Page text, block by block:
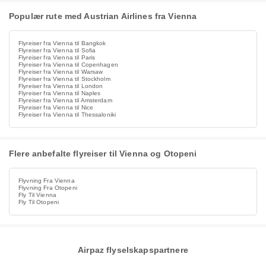
Populær rute med Austrian Airlines fra Vienna
Flyreiser fra Vienna til Bangkok
Flyreiser fra Vienna til Sofia
Flyreiser fra Vienna til Paris
Flyreiser fra Vienna til Copenhagen
Flyreiser fra Vienna til Warsaw
Flyreiser fra Vienna til Stockholm
Flyreiser fra Vienna til London
Flyreiser fra Vienna til Naples
Flyreiser fra Vienna til Amsterdam
Flyreiser fra Vienna til Nice
Flyreiser fra Vienna til Thessaloniki
Flere anbefalte flyreiser til Vienna og Otopeni
Flyvning Fra Vienna
Flyvning Fra Otopeni
Fly Til Vienna
Fly Til Otopeni
Airpaz flyselskapspartnere